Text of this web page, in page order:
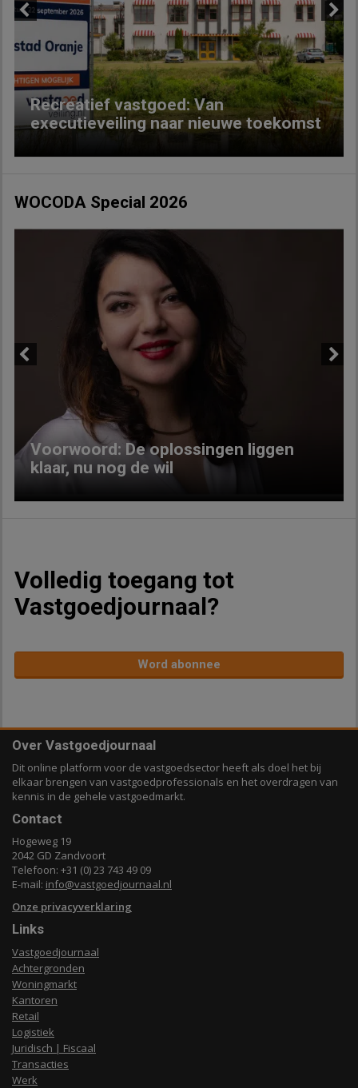
Recreatief vastgoed: Van
executieveiling naar nieuwe toekomst
Next
WOCODA Special 2026
Voorwoord: De oplossingen liggen
klaar, nu nog de wil
Volledig toegang tot
Vastgoedjournaal?
Word abonnee
Over Vastgoedjournaal
Dit online platform voor de vastgoedsector heeft als doel het bij
elkaar brengen van vastgoedprofessionals en het overdragen van
kennis in de gehele vastgoedmarkt.
Contact
Hogeweg 19
2042 GD Zandvoort
Telefoon: +31 (0) 23 743 49 09
E-mail: info@vastgoedjournaal.nl
Onze privacyverklaring
Links
Vastgoedjournaal
Achtergronden
Woningmarkt
Kantoren
Retail
Logistiek
Juridisch | Fiscaal
Transacties
Werk